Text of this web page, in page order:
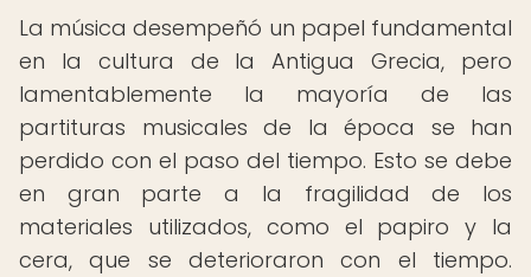
La música desempeñó un papel fundamental
en la cultura de la Antigua Grecia, pero
lamentablemente la mayoría de las
partituras musicales de la época se han
perdido con el paso del tiempo. Esto se debe
en gran parte a la fragilidad de los
materiales utilizados, como el papiro y la
cera, que se deterioraron con el tiempo.